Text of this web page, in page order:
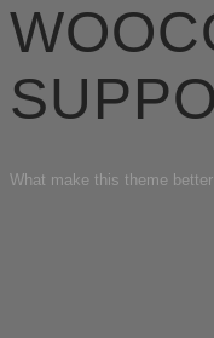
What make this theme better